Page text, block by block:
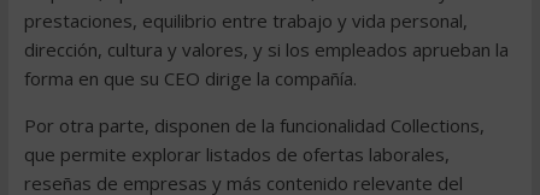
prestaciones, equilibrio entre trabajo y vida personal,
dirección, cultura y valores, y si los empleados aprueban la
forma en que su CEO dirige la compañía.
Por otra parte, disponen de la funcionalidad Collections,
que permite explorar listados de ofertas laborales,
reseñas de empresas y más contenido relevante del